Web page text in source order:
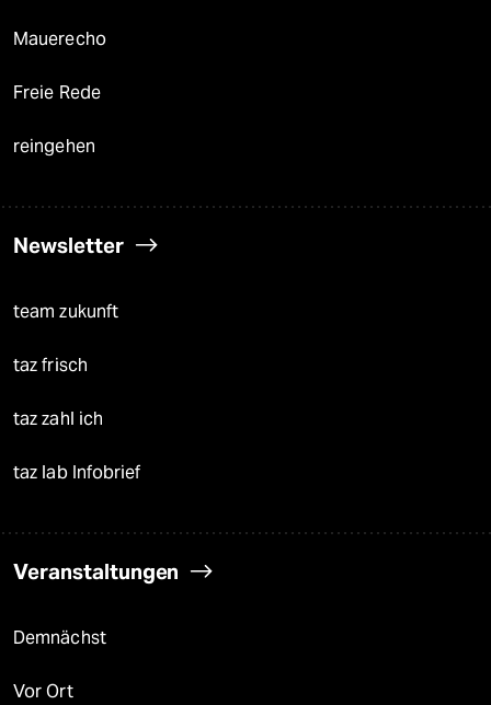
Mauerecho
Freie Rede
reingehen
Newsletter
team zukunft
taz frisch
taz zahl ich
taz lab Infobrief
Veranstaltungen
Demnächst
Vor Ort